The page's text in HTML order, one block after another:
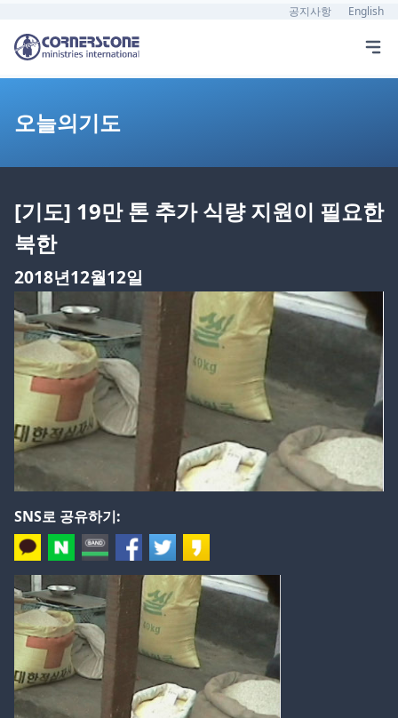
공지사항 English
오늘의기도
[기도] 19만 톤 추가 식량 지원이 필요한
북한
2018년12월12일
SNS로 공유하기: